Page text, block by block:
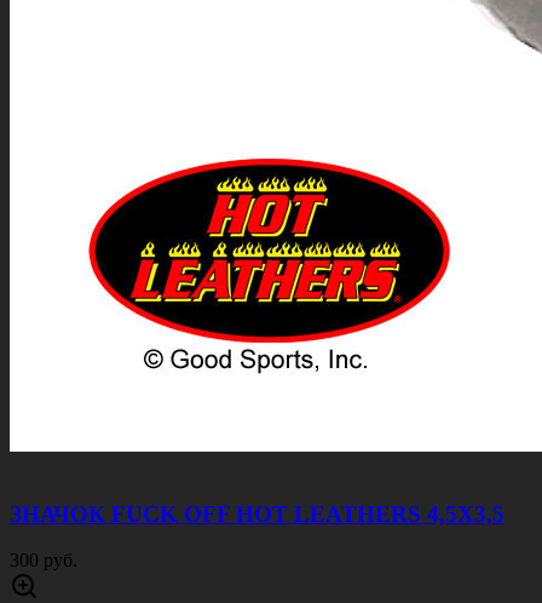
ЗНАЧОК FUCK OFF HOT LEATHERS 4,5Х3,5
300 руб.